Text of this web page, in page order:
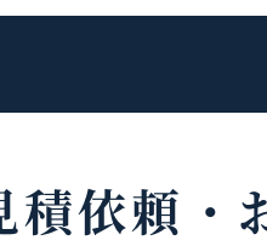
積依頼・